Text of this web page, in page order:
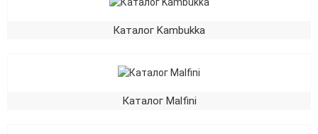
Каталог Kambukka
Каталог Malfini